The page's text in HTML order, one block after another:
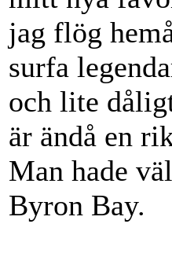
jag flög
surfa
och lite
är ändå en
Man hade
Byron Bay.